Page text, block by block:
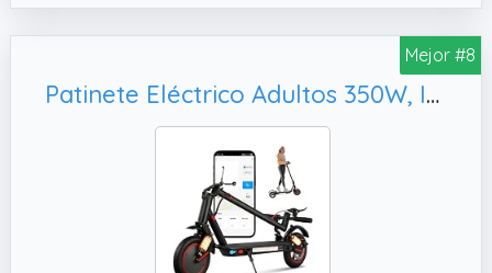
✔️ Seguro para Conducir: El patinete para
adultos cuenta con una pantalla LED que
indica la velocidad, la autonomía, la batería,
el control de crucero, etc.; equipado con una
luz brillante, asegurando tu seguridad
durante paradas repentinas y viajes
Mejor #8
Patinete Eléctrico Adultos 350W, IPX5